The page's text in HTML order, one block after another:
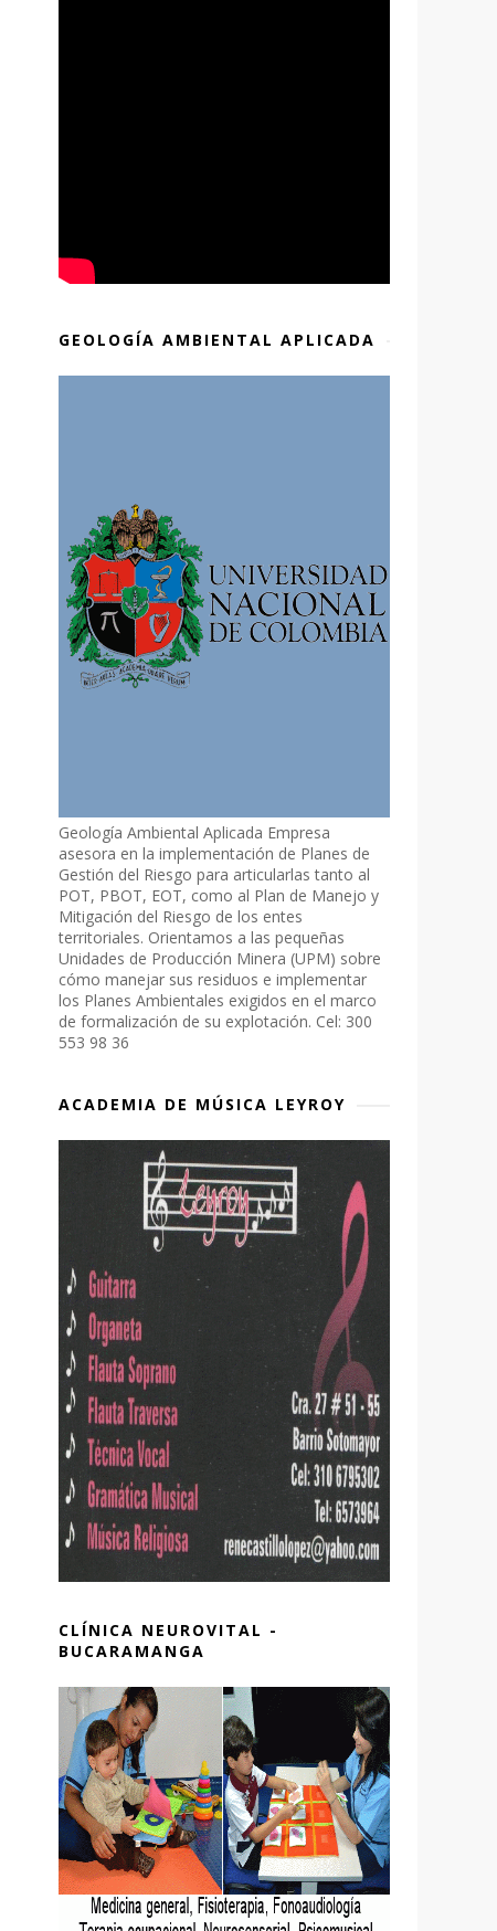
GEOLOGÍA AMBIENTAL APLICADA
Geología Ambiental Aplicada Empresa
asesora en la implementación de Planes de
Gestión del Riesgo para articularlas tanto al
POT, PBOT, EOT, como al Plan de Manejo y
Mitigación del Riesgo de los entes
territoriales. Orientamos a las pequeñas
Unidades de Producción Minera (UPM) sobre
cómo manejar sus residuos e implementar
los Planes Ambientales exigidos en el marco
de formalización de su explotación. Cel: 300
553 98 36
ACADEMIA DE MÚSICA LEYROY
CLÍNICA NEUROVITAL -
BUCARAMANGA